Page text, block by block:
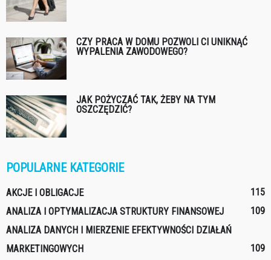
CZY PRACA W DOMU POZWOLI CI UNIKNĄĆ
WYPALENIA ZAWODOWEGO?
JAK POŻYCZAĆ TAK, ŻEBY NA TYM
OSZCZĘDZIĆ?
POPULARNE KATEGORIE
AKCJE I OBLIGACJE
115
ANALIZA I OPTYMALIZACJA STRUKTURY FINANSOWEJ
109
ANALIZA DANYCH I MIERZENIE EFEKTYWNOŚCI DZIAŁAŃ
MARKETINGOWYCH
109